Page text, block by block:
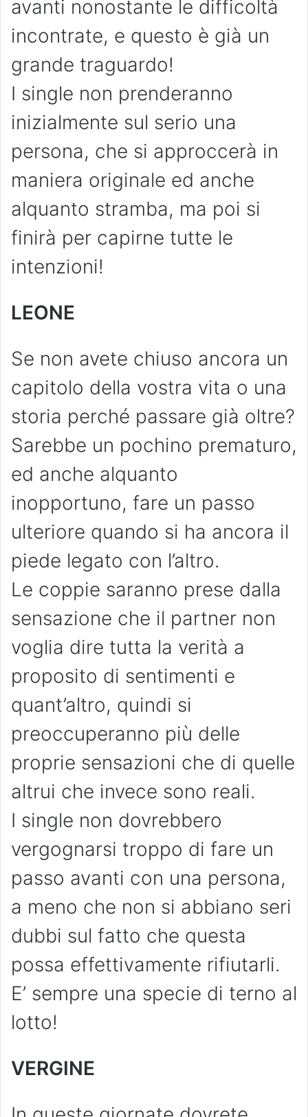
avanti nonostante le difficoltà
incontrate, e questo è già un
grande traguardo!
I single non prenderanno
inizialmente sul serio una
persona, che si approccerà in
maniera originale ed anche
alquanto stramba, ma poi si
finirà per capirne tutte le
intenzioni!
LEONE
Se non avete chiuso ancora un
capitolo della vostra vita o una
storia perché passare già oltre?
Sarebbe un pochino prematuro,
ed anche alquanto
inopportuno, fare un passo
ulteriore quando si ha ancora il
piede legato con l’altro.
Le coppie saranno prese dalla
sensazione che il partner non
voglia dire tutta la verità a
proposito di sentimenti e
quant’altro, quindi si
preoccuperanno più delle
proprie sensazioni che di quelle
altrui che invece sono reali.
I single non dovrebbero
vergognarsi troppo di fare un
passo avanti con una persona,
a meno che non si abbiano seri
dubbi sul fatto che questa
possa effettivamente rifiutarli.
E’ sempre una specie di terno al
lotto!
VERGINE